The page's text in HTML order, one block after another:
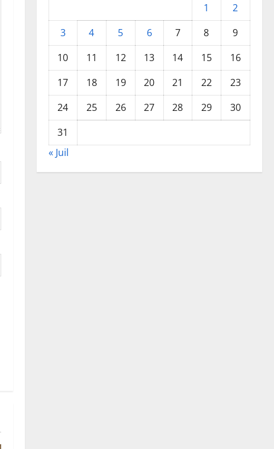
1
2
3
4 5 6 7 8
9
10
11 12 13 14 15
16
17
18 19 20 21 22
23
24
25 26 27 28 29
30
31
« Juil